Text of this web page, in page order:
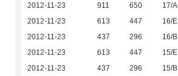
2012-11-23
911 650 17/A
2012-11-23
613 447 16/E
2012-11-23
437 296 16/B
2012-11-23
613 447 15/E
2012-11-23
437 296 15/B